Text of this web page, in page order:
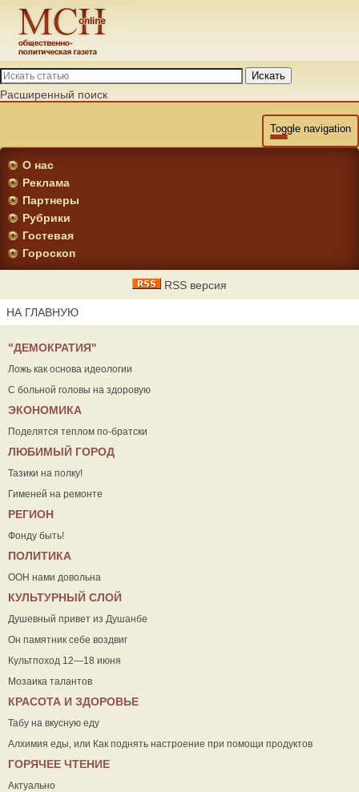
Искать
Расширенный поиск
Toggle navigation
О нас
Реклама
Партнеры
Рубрики
Гостевая
Гороскоп
RSS версия
НА ГЛАВНУЮ
"ДЕМОКРАТИЯ"
Ложь как основа идеологии
С больной головы на здоровую
ЭКОНОМИКА
Поделятся теплом по-братски
ЛЮБИМЫЙ ГОРОД
Тазики на полку!
Гименей на ремонте
РЕГИОН
Фонду быть!
ПОЛИТИКА
ООН нами довольна
КУЛЬТУРНЫЙ СЛОЙ
Душевный привет из Душанбе
Он памятник себе воздвиг
Культпоход 12—18 июня
Мозаика талантов
КРАСОТА И ЗДОРОВЬЕ
Табу на вкусную еду
Алхимия еды, или Как поднять настроение при помощи продуктов
ГОРЯЧЕЕ ЧТЕНИЕ
Актуально